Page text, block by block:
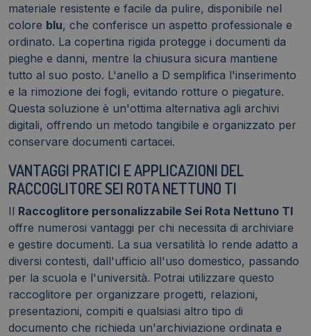
materiale resistente e facile da pulire, disponibile nel
colore blu, che conferisce un aspetto professionale e
ordinato. La copertina rigida protegge i documenti da
pieghe e danni, mentre la chiusura sicura mantiene
tutto al suo posto. L'anello a D semplifica l'inserimento
e la rimozione dei fogli, evitando rotture o piegature.
Questa soluzione è un'ottima alternativa agli archivi
digitali, offrendo un metodo tangibile e organizzato per
conservare documenti cartacei.
VANTAGGI PRATICI E APPLICAZIONI DEL
RACCOGLITORE SEI ROTA NETTUNO TI
Il Raccoglitore personalizzabile Sei Rota Nettuno TI
offre numerosi vantaggi per chi necessita di archiviare
e gestire documenti. La sua versatilità lo rende adatto a
diversi contesti, dall'ufficio all'uso domestico, passando
per la scuola e l'università. Potrai utilizzare questo
raccoglitore per organizzare progetti, relazioni,
presentazioni, compiti e qualsiasi altro tipo di
documento che richieda un'archiviazione ordinata e